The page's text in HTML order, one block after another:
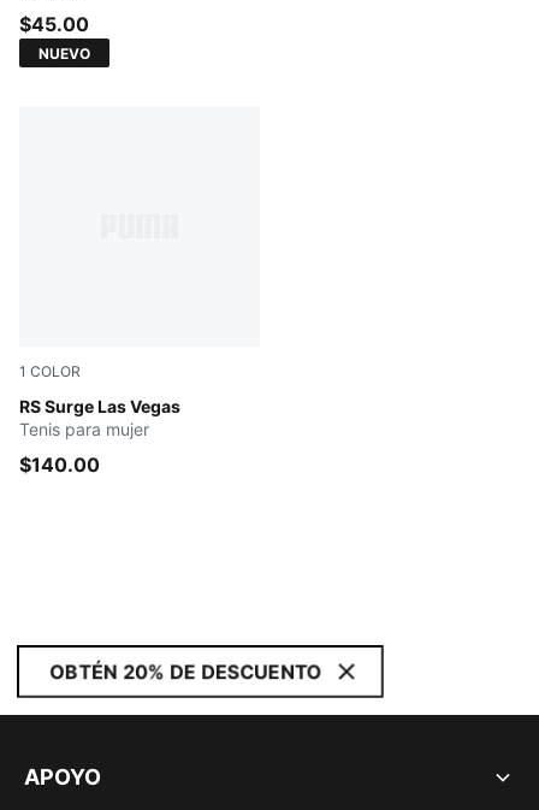
$45.00
NUEVO
1 COLOR
RS Surge Las Vegas
Sugared Almond-For All Time Red-Wild Pink
Tenis para mujer
$140.00
OBTÉN 20% DE DESCUENTO
APOYO